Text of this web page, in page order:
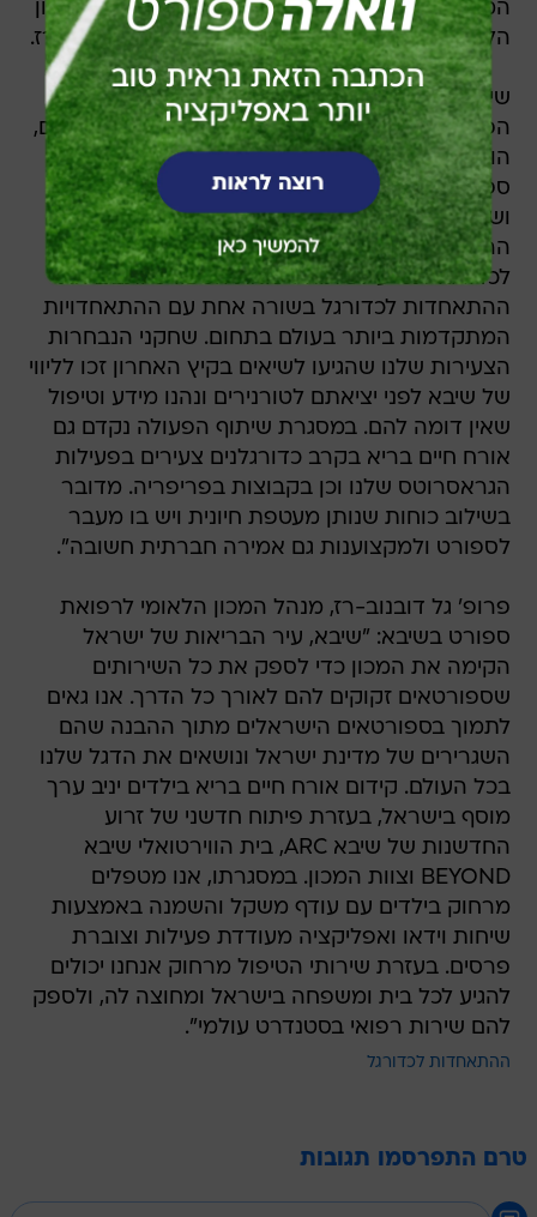
המשנה למנהל שיבא פרופ' ארנון אפק ומנהל המכון
הלאומי לרפואת ספורט בשיבא, פרופ' גל דובנוב- רז.
שינו זוארץ, יו"ר ההתאחדות לכדורגל: "שיתוף
הפעולה עם שיבא, מרכז רפואי מהמתקדמים בעולם,
הוא מקדם מצוינות הכרחי בעידן של מקצוענות
ספורטיבית. מעבר למענה המהיר שיזכו לו שחקני
ושחקניות נבחרות הייצוג שלנו, המעטפת
הרפואית-מקצועית שתעמוד לרשות ההתאחדות
לכדורגל תסייע לפיתוח רפואת הספורט ותציב את
ההתאחדות לכדורגל בשורה אחת עם ההתאחדויות
המתקדמות ביותר בעולם בתחום. שחקני הנבחרות
הצעירות שלנו שהגיעו לשיאים בקיץ האחרון זכו לליווי
של שיבא לפני יציאתם לטורנירים ונהנו מידע וטיפול
שאין דומה להם. במסגרת שיתוף הפעולה נקדם גם
אורח חיים בריא בקרב כדורגלנים צעירים בפעילות
הגראסרוטס שלנו וכן בקבוצות בפריפריה. מדובר
בשילוב כוחות שנותן מעטפת חיונית ויש בו מעבר
לספורט ולמקצוענות גם אמירה חברתית חשובה".
פרופ' גל דובנוב-רז, מנהל המכון הלאומי לרפואת
ספורט בשיבא: "שיבא, עיר הבריאות של ישראל
הקימה את המכון כדי לספק את כל השירותים
שספורטאים זקוקים להם לאורך כל הדרך. אנו גאים
לתמוך בספורטאים הישראלים מתוך ההבנה שהם
השגרירים של מדינת ישראל ונושאים את הדגל שלנו
בכל העולם. קידום אורח חיים בריא בילדים יניב ערך
מוסף בישראל, בעזרת פיתוח חדשני של זרוע
החדשנות של שיבא ARC, בית הווירטואלי שיבא
BEYOND וצוות המכון. במסגרתו, אנו מטפלים
מרחוק בילדים עם עודף משקל והשמנה באמצעות
שיחות וידאו ואפליקציה מעודדת פעילות וצוברת
פרסים. בעזרת שירותי הטיפול מרחוק אנחנו יכולים
להגיע לכל בית ומשפחה בישראל ומחוצה לה, ולספק
להם שירות רפואי בסטנדרט עולמי".
ההתאחדות לכדורגל
טרם התפרסמו תגובות